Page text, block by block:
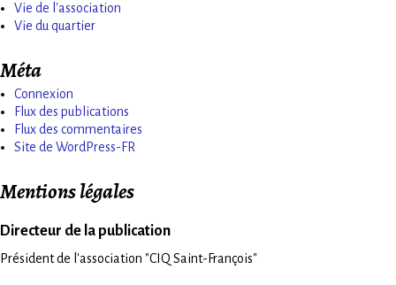
Vie de l'association
Vie du quartier
Méta
Connexion
Flux des publications
Flux des commentaires
Site de WordPress-FR
Mentions légales
Directeur de la publication
Président de l'association "CIQ Saint-François"